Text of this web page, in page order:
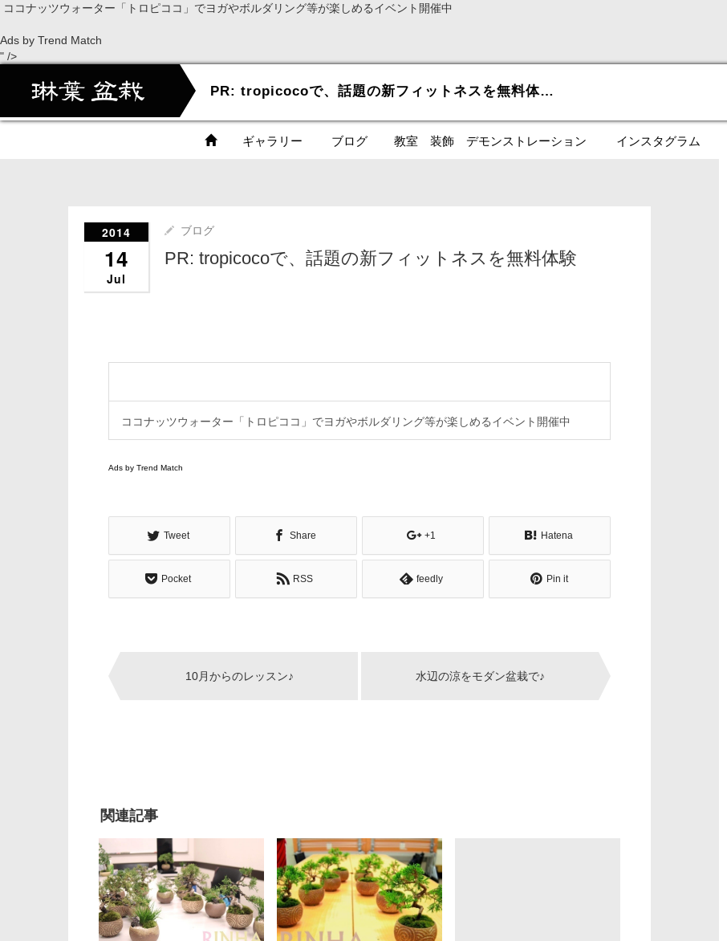
ココナッツウォーター「トロピココ」でヨガやボルダリング等が楽しめるイベント開催中
Ads by Trend Match
" />
PR: tropicocoで、話題の新フィットネスを無料体験
ギャラリー ブログ 教室 装飾 デモンストレーション インスタグラム
2014
14
Jul
ブログ
PR: tropicocoで、話題の新フィットネスを無料体験
ココナッツウォーター「トロピココ」でヨガやボルダリング等が楽しめるイベント開催中
Ads by Trend Match
Tweet Share +1 Hatena
Pocket RSS feedly Pin it
10月からのレッスン♪ 水辺の涼をモダン盆栽で♪
関連記事